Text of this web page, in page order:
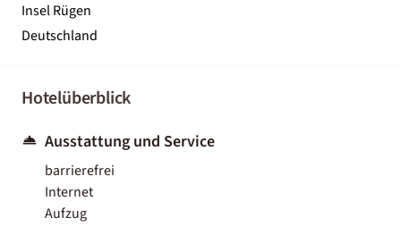
Insel Rügen
Deutschland
Hotelüberblick
Ausstattung und Service
barrierefrei
Internet
Aufzug